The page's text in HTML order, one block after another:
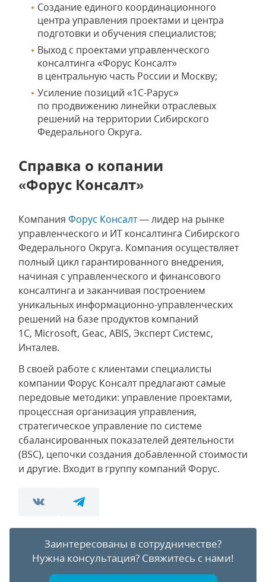
Создание единого координационного
центра управления проектами и центра
подготовки и обучения специалистов;
Выход с проектами управленческого
консалтинга «Форус Консалт»
в центральную часть России и Москву;
Усиление позиций «1С-Рарус»
по продвижению линейки отраслевых
решений на территории Сибирского
Федерального Округа.
Справка о копании
«Форус Консалт»
Компания Форус Консалт— лидер на рынке
управленческого и ИТ консалтинга Сибирского
Федерального Округа. Компания осуществляет
полный цикл гарантированного внедрения,
начиная с управленческого и финансового
консалтинга и заканчивая построением
уникальных информационно-управленческих
решений на базе продуктов компаний
1С, Microsoft, Geac, ABIS, Эксперт Системс,
Инталев.
В своей работе с клиентами специалисты
компании Форус Консалт предлагают самые
передовые методики: управление проектами,
процессная организация управления,
стратегическое управление по системе
сбалансированных показателей деятельности
(BSC), цепочки создания добавленной стоимости
и другие. Входит в группу компаний Форус.
Заинтересованы в сотрудничестве?
Нужна консультация? Свяжитесь с нами!